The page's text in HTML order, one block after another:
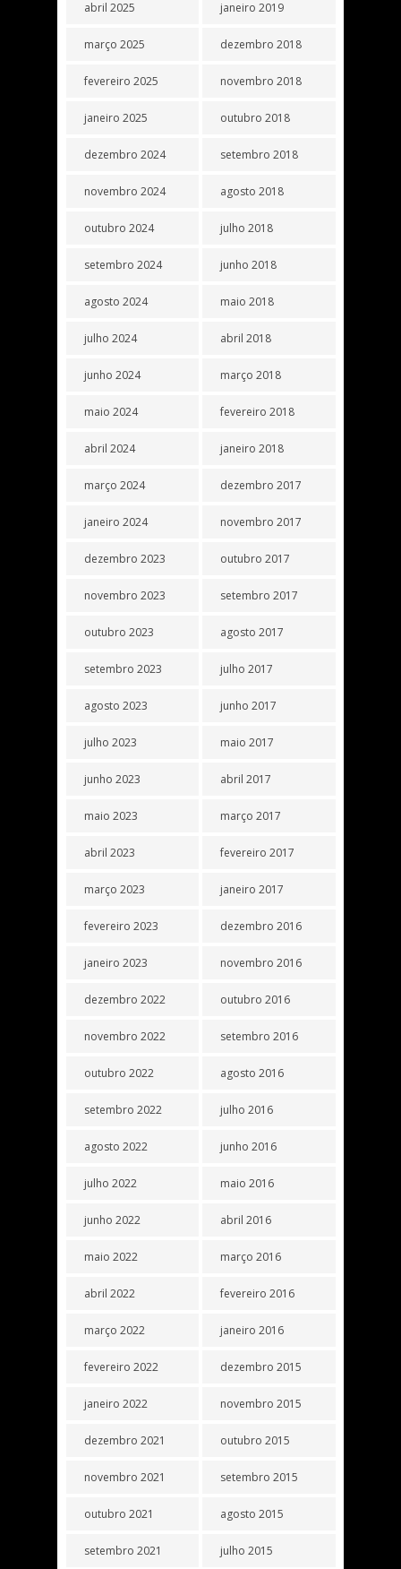
abril 2025
março 2025
fevereiro 2025
janeiro 2025
dezembro 2024
novembro 2024
outubro 2024
setembro 2024
agosto 2024
julho 2024
junho 2024
maio 2024
abril 2024
março 2024
janeiro 2024
dezembro 2023
novembro 2023
outubro 2023
setembro 2023
agosto 2023
julho 2023
junho 2023
maio 2023
abril 2023
março 2023
fevereiro 2023
janeiro 2023
dezembro 2022
novembro 2022
outubro 2022
setembro 2022
agosto 2022
julho 2022
junho 2022
maio 2022
abril 2022
março 2022
fevereiro 2022
janeiro 2022
dezembro 2021
novembro 2021
outubro 2021
setembro 2021
janeiro 2019
dezembro 2018
novembro 2018
outubro 2018
setembro 2018
agosto 2018
julho 2018
junho 2018
maio 2018
abril 2018
março 2018
fevereiro 2018
janeiro 2018
dezembro 2017
novembro 2017
outubro 2017
setembro 2017
agosto 2017
julho 2017
junho 2017
maio 2017
abril 2017
março 2017
fevereiro 2017
janeiro 2017
dezembro 2016
novembro 2016
outubro 2016
setembro 2016
agosto 2016
julho 2016
junho 2016
maio 2016
abril 2016
março 2016
fevereiro 2016
janeiro 2016
dezembro 2015
novembro 2015
outubro 2015
setembro 2015
agosto 2015
julho 2015